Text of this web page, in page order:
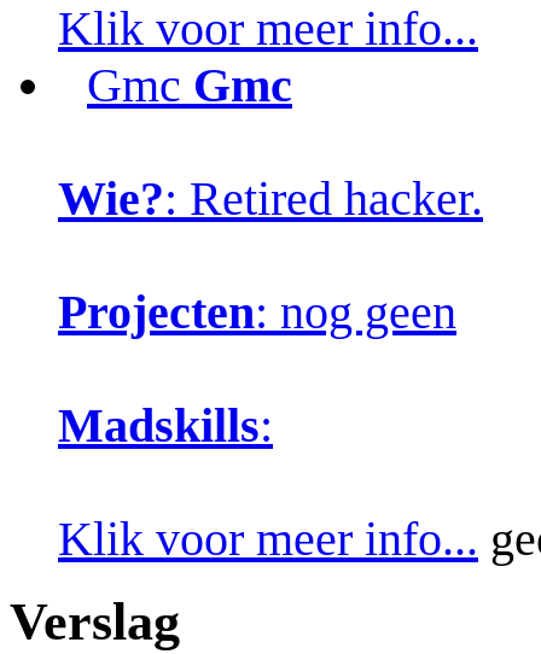
Klik voor meer info...
Gmc Gmc
Wie?: Retired hacker.
Projecten: nog geen
Madskills:
Klik voor meer info...
Verslag